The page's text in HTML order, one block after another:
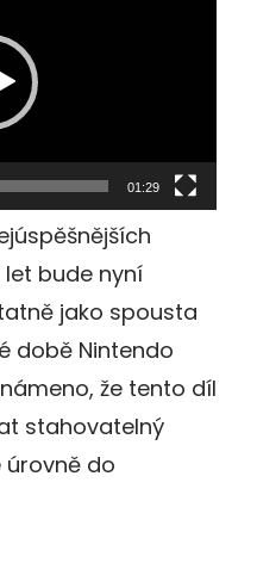
01:29
bude nyní
jako spousta
době Nintendo
že tento díl
stahovatelný
do